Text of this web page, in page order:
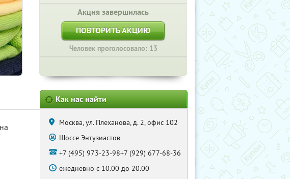
Акция завершилась
ПОВТОРИТЬ АКЦИЮ
Человек проголосовало: 13
Как нас найти
Москва, ул. Плеханова, д. 2, офис 102
Шоссе Энтузиастов
+7 (495) 973-23-98+7 (929) 677-68-36
ежедневно с 10.00 до 20.00